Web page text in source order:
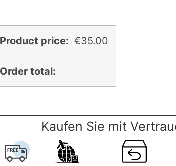
Product price: €35.00
Order total:
Kaufen Sie mit